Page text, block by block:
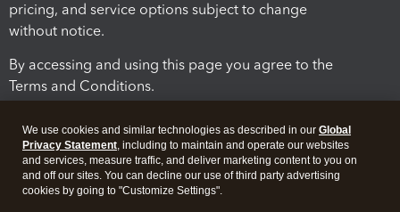
pricing, and service options subject to change
without notice.
By accessing and using this page you agree to the
Terms and Conditions.
We use cookies and similar technologies as described in our Global
Privacy Statement, including to maintain and operate our websites
and services, measure traffic, and deliver marketing content to you on
and off our sites. You can decline our use of third party advertising
cookies by going to "Customize Settings".